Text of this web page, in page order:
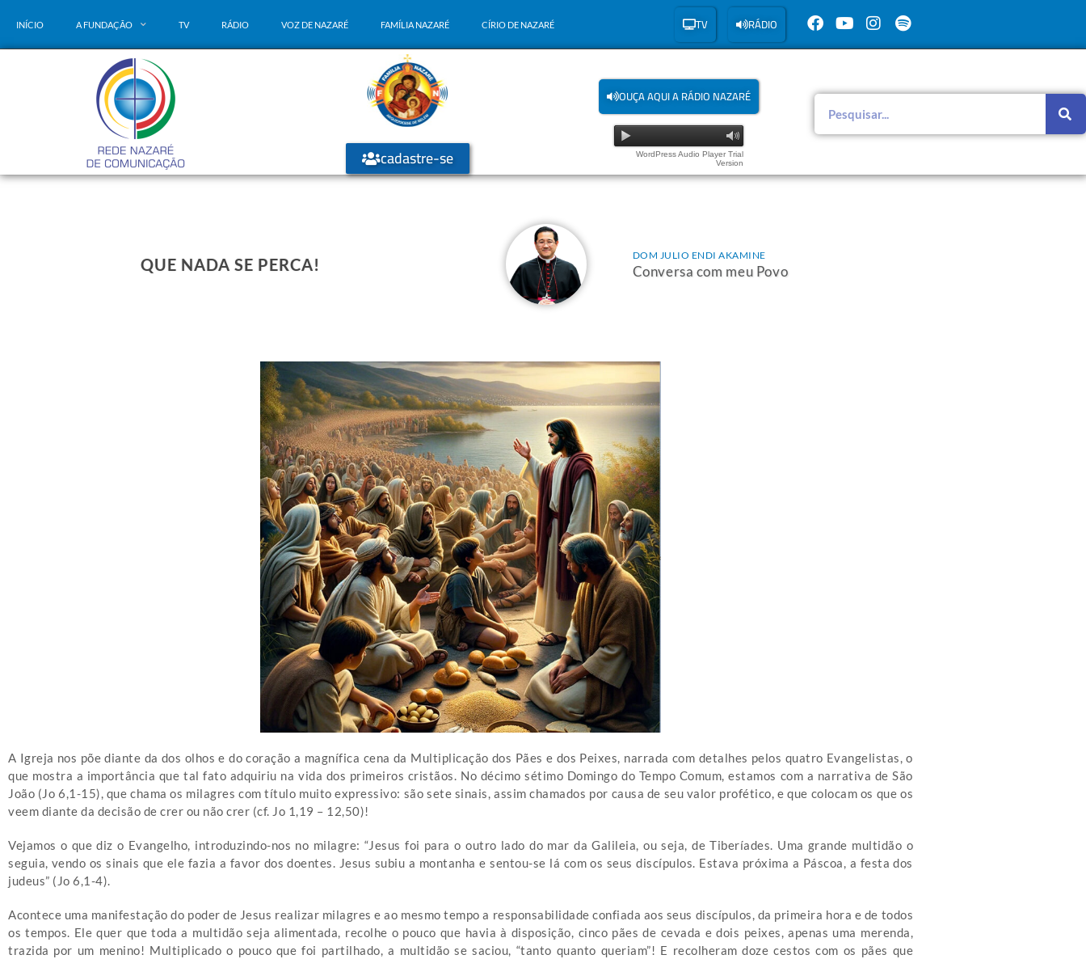
INÍCIO A FUNDAÇÃO TV RÁDIO VOZ DE NAZARÉ FAMÍLIA NAZARÉ CÍRIO DE NAZARÉ TV RÁDIO
cadastre-se
OUÇA AQUI A RÁDIO NAZARÉ
WordPress Audio Player Trial
Version
QUE NADA SE PERCA! DOM JULIO ENDI AKAMINE
Conversa com meu Povo
A Igreja nos põe diante da dos olhos e do coração a magnífica cena da Multiplicação dos Pães e dos Peixes, narrada com detalhes pelos quatro Evangelistas, o
que mostra a importância que tal fato adquiriu na vida dos primeiros cristãos. No décimo sétimo Domingo do Tempo Comum, estamos com a narrativa de São
João (Jo 6,1-15), que chama os milagres com título muito expressivo: são sete sinais, assim chamados por causa de seu valor profético, e que colocam os que os
veem diante da decisão de crer ou não crer (cf. Jo 1,19 – 12,50)!
Vejamos o que diz o Evangelho, introduzindo-nos no milagre: “Jesus foi para o outro lado do mar da Galileia, ou seja, de Tiberíades. Uma grande multidão o
seguia, vendo os sinais que ele fazia a favor dos doentes. Jesus subiu a montanha e sentou-se lá com os seus discípulos. Estava próxima a Páscoa, a festa dos
judeus” (Jo 6,1-4).
Acontece uma manifestação do poder de Jesus realizar milagres e ao mesmo tempo a responsabilidade confiada aos seus discípulos, da primeira hora e de todos
os tempos. Ele quer que toda a multidão seja alimentada, recolhe o pouco que havia à disposição, cinco pães de cevada e dois peixes, apenas uma merenda,
trazida por um menino! Multiplicado o pouco que foi partilhado, a multidão se saciou, “tanto quanto queriam”! E recolheram doze cestos com os pães que